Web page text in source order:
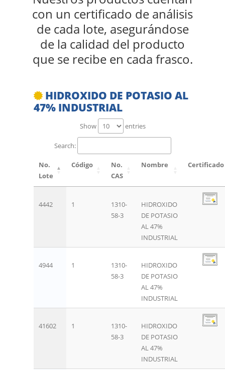
con un certificado de análisis
de cada lote, asegurándose
de la calidad del producto
que se recibe en cada frasco.
HIDROXIDO DE POTASIO AL
47% INDUSTRIAL
Show entries
Search:
No.
Lote
Código
No.
CAS
Nombre Certificado
4442 1
1310-
58-3
HIDROXIDO
DE POTASIO
AL 47%
INDUSTRIAL
4944 1
1310-
58-3
HIDROXIDO
DE POTASIO
AL 47%
INDUSTRIAL
41602 1
1310-
58-3
HIDROXIDO
DE POTASIO
AL 47%
INDUSTRIAL